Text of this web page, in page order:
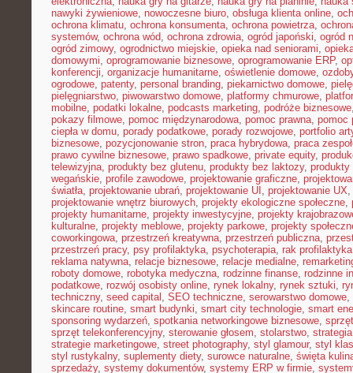
nawyki żywieniowe, nowoczesne biuro, obsługa klienta online,
ochrona klimatu, ochrona konsumenta, ochrona powietrza,
systemów, ochrona wód, ochrona zdrowia, ogród japoński, ogród
ogród zimowy, ogrodnictwo miejskie, opieka nad seniorami,
domowymi, oprogramowanie biznesowe, oprogramowanie ERP,
konferencji, organizacje humanitarne, oświetlenie domowe,
ogrodowe, patenty, personal branding, piekarnictwo domowe,
pielęgniarstwo, piwowarstwo domowe, platformy chmurowe,
mobilne, podatki lokalne, podcasts marketing, podróże biznesowe
pokazy filmowe, pomoc międzynarodowa, pomoc prawna, pomoc
ciepła w domu, porady podatkowe, porady rozwojowe, portfolio
biznesowe, pozycjonowanie stron, praca hybrydowa, praca
prawo cywilne biznesowe, prawo spadkowe, private equity,
telewizyjna, produkty bez glutenu, produkty bez laktozy, produkty
wegańskie, profile zawodowe, projektowanie graficzne,
światła, projektowanie ubrań, projektowanie UI , projektowanie UX,
projektowanie wnętrz biurowych, projekty ekologiczne społeczne,
projekty humanitarne, projekty inwestycyjne, projekty
kulturalne, projekty meblowe, projekty parkowe, projekty
coworkingowa, przestrzeń kreatywna, przestrzeń publiczna,
przestrzeń pracy, psy profilaktyka, psychoterapia, rak profilaktyka
reklama natywna, relacje biznesowe, relacje medialne,
roboty domowe, robotyka medyczna, rodzinne finanse, rodzinne
podatkowe, rozwój osobisty online, rynek lokalny, rynek sztuki,
techniczny, seed capital , SEO techniczne, serowarstwo domowe,
skincare routine, smart budynki, smart city technologie, smart
sponsoring wydarzeń, spotkania networkingowe biznesowe,
sprzęt telekonferencyjny, sterowanie głosem, stolarstwo,
strategie marketingowe, street photography, styl glamour, styl
styl rustykalny, suplementy diety, surowce naturalne, święta
sprzedaży, systemy dokumentów, systemy ERP w firmie,